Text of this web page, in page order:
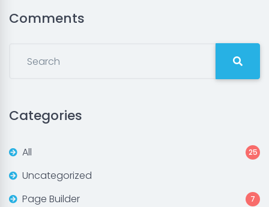
Comments
Categories
All 25
Uncategorized
Page Builder
7